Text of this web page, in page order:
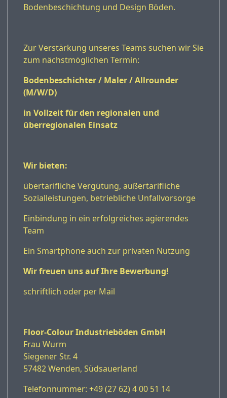
Bodenbeschichtung und Design Böden.
Zur Verstärkung unseres Teams suchen wir Sie
zum nächstmöglichen Termin:
Bodenbeschichter / Maler / Allrounder
(M/W/D)
in Vollzeit für den regionalen und
überregionalen Einsatz
Wir bieten:
übertarifliche Vergütung, außertarifliche
Sozialleistungen, betriebliche Unfallvorsorge
Einbindung in ein erfolgreiches agierendes
Team
Ein Smartphone auch zur privaten Nutzung
Wir freuen uns auf Ihre Bewerbung!
schriftlich oder per Mail
Floor-Colour Industrieböden GmbH
Frau Wurm
Siegener Str. 4
57482 Wenden, Südsauerland
Telefonnummer: +49 (27 62) 4 00 51 14